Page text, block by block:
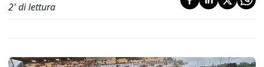
2' di lettura